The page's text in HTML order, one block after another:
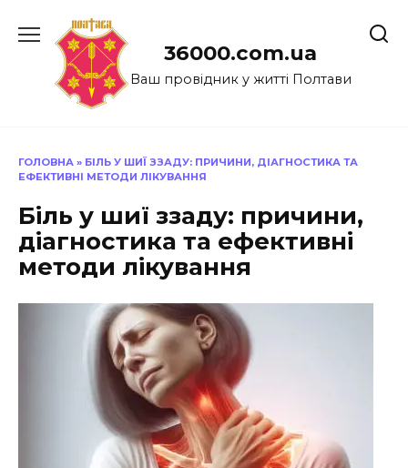
до
36000.com.ua
Ваш провідник у житті Полтави
ГОЛОВНА » БІЛЬ У ШИЇ ЗЗАДУ: ПРИЧИНИ, ДІАГНОСТИКА ТА
ЕФЕКТИВНІ МЕТОДИ ЛІКУВАННЯ
Біль у шиї ззаду: причини,
діагностика та ефективні
методи лікування